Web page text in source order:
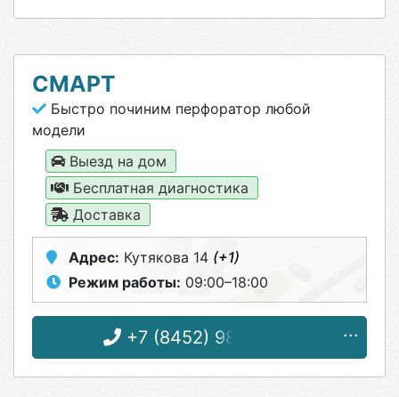
СМАРТ
Быстро починим перфоратор любой
модели
Выезд на дом
Бесплатная диагностика
Доставка
Адрес: Кутякова 14 (+1)
Режим работы: 09:00–18:00
+7 (8452) 98-83-83